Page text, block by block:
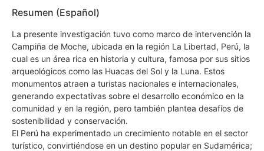
Resumen (Español)
La presente investigación tuvo como marco de intervención la
Campiña de Moche, ubicada en la región La Libertad, Perú, la
cual es un área rica en historia y cultura, famosa por sus sitios
arqueológicos como las Huacas del Sol y la Luna. Estos
monumentos atraen a turistas nacionales e internacionales,
generando expectativas sobre el desarrollo económico en la
comunidad y en la región, pero también plantea desafíos de
sostenibilidad y conservación.
El Perú ha experimentado un crecimiento notable en el sector
turístico, convirtiéndose en un destino popular en Sudamérica;